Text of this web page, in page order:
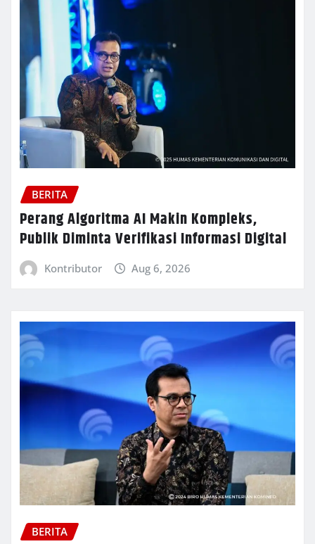
BERITA
Perang Algoritma AI Makin Kompleks,
Publik Diminta Verifikasi Informasi Digital
Kontributor Aug 6, 2026
BERITA